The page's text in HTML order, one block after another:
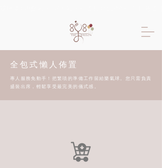
全包式懶人佈置
專人服務免動手！把繁瑣的準備工作留給樂氣球。您只需負責
盛裝出席，輕鬆享受最完美的儀式感。